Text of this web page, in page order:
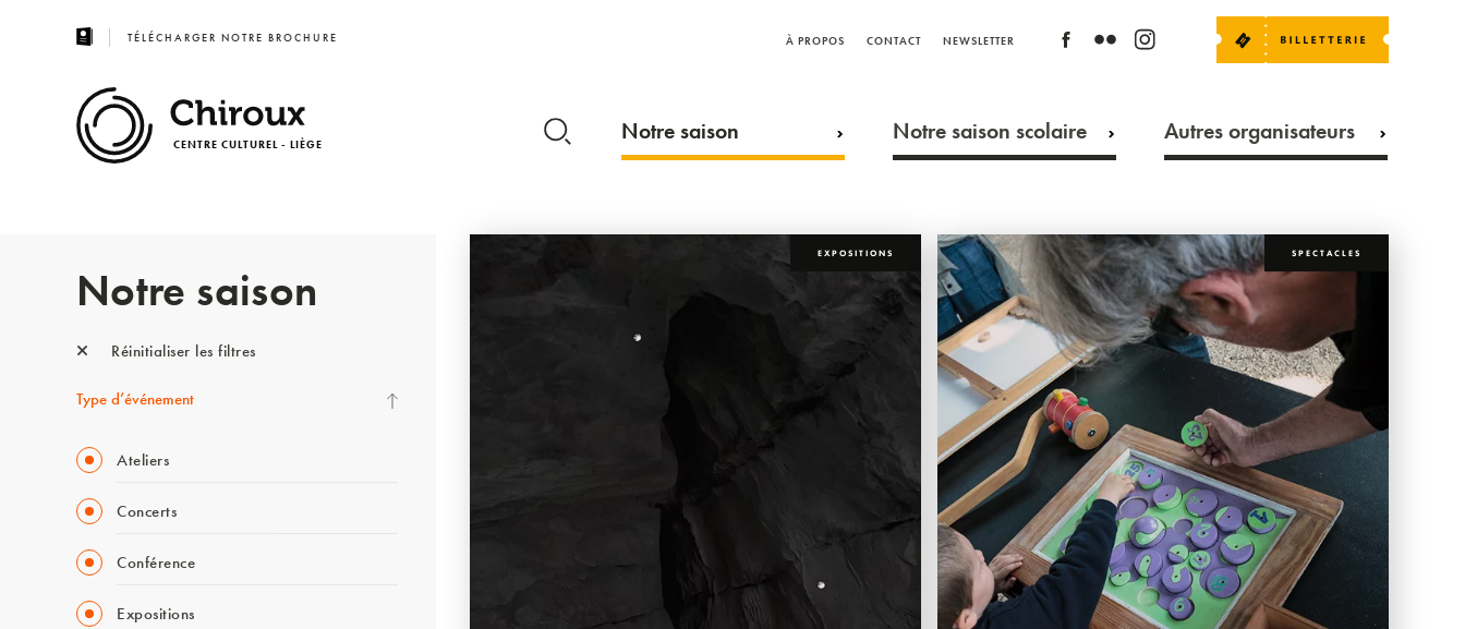
TÉLÉCHARGER NOTRE BROCHURE À PROPOS CONTACT NEWSLETTER
CENTRE CULTUREL - LIÈGE Notre saison Notre saison scolaire Autres organisateurs
Notre saison
Réinitialiser les filtres
Type d’événement
Ateliers
Concerts
Conférence
Expositions
EXPOSITIONS SPECTACLES